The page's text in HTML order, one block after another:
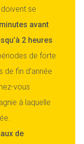
se
avant
2 heures
de forte
fin d’année
vous
à laquelle
de